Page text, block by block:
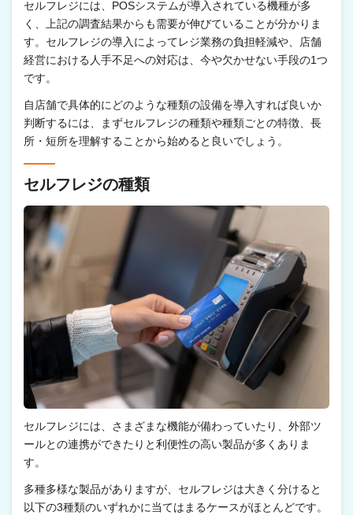
セルフレジには、POSシステムが導入されている機種が多
く、上記の調査結果からも需要が伸びていることが分かりま
す。セルフレジの導入によってレジ業務の負担軽減や、店舗
経営における人手不足への対応は、今や欠かせない手段の1つ
です。
自店舗で具体的にどのような種類の設備を導入すれば良いか
判断するには、まずセルフレジの種類や種類ごとの特徴、長
所・短所を理解することから始めると良いでしょう。
セルフレジの種類
セルフレジには、さまざまな機能が備わっていたり、外部ツ
ールとの連携ができたりと利便性の高い製品が多くありま
す。
多種多様な製品がありますが、セルフレジは大きく分けると
以下の3種類のいずれかに当てはまるケースがほとんどです。